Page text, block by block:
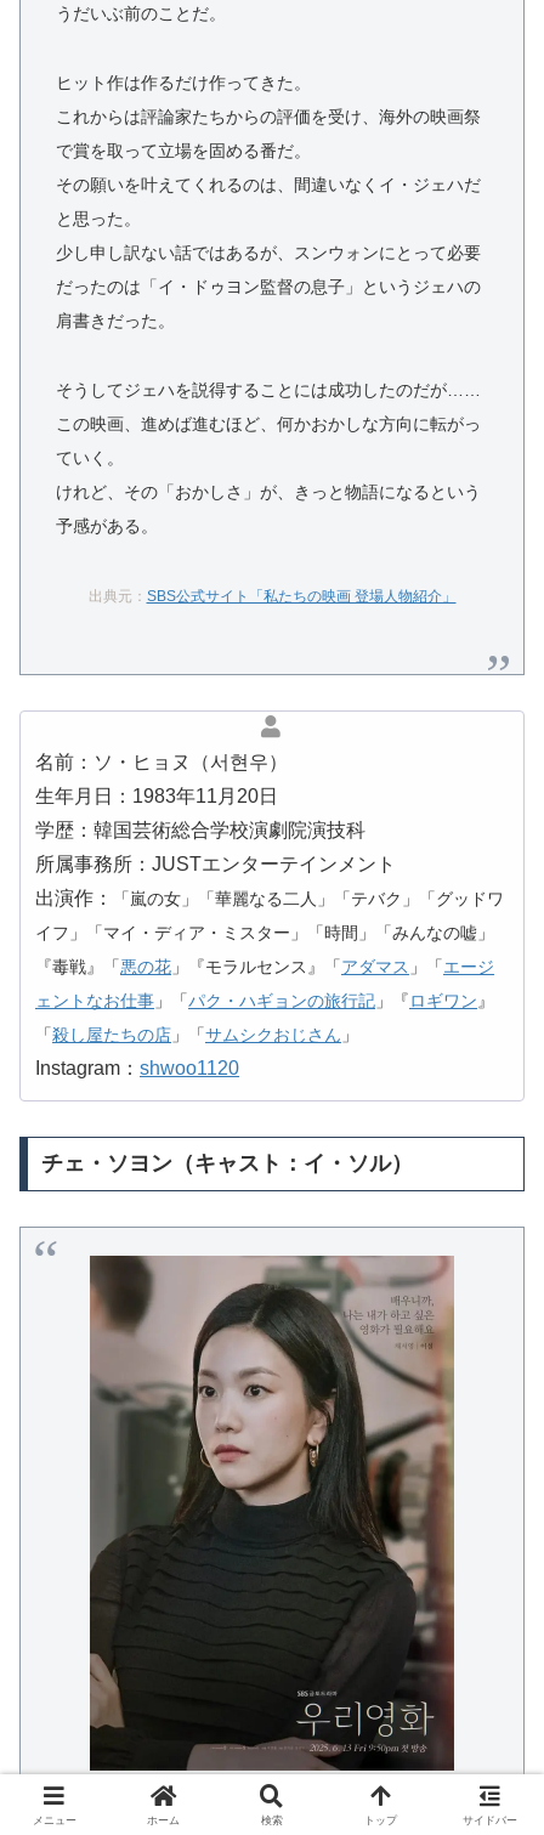
うだいぶ前のことだ。
ヒット作は作るだけ作ってきた。
これからは評論家たちからの評価を受け、海外の映画祭
で賞を取って立場を固める番だ。
その願いを叶えてくれるのは、間違いなくイ・ジェハだ
と思った。
少し申し訳ない話ではあるが、スンウォンにとって必要
だったのは「イ・ドゥヨン監督の息子」というジェハの
肩書きだった。
そうしてジェハを説得することには成功したのだが……
この映画、進めば進むほど、何かおかしな方向に転がっ
ていく。
けれど、その「おかしさ」が、きっと物語になるという
予感がある。
出典元： SBS公式サイト「私たちの映画 登場人物紹介」
名前：ソ・ヒョヌ（서현우）
生年月日：1983年11月20日
学歴：韓国芸術総合学校演劇院演技科
所属事務所：JUSTエンターテインメント
出演作：
「嵐の女」「華麗なる二人」「テバク」「グッドワ
イフ」「マイ・ディア・ミスター」「時間」「みんなの嘘」
『毒戦』「悪の花 」『モラルセンス』「アダマス 」「エージ
ェントなお仕事 」「パク・ハギョンの旅行記 」『ロギワン 』
「殺し屋たちの店 」「サムシクおじさん 」
Instagram： shwoo1120
チェ・ソヨン（キャスト：イ・ソル）
韓国映画界で比類なきトップスター。映画『白い愛』助
メニュー ホーム 検索 トップ サイドバー